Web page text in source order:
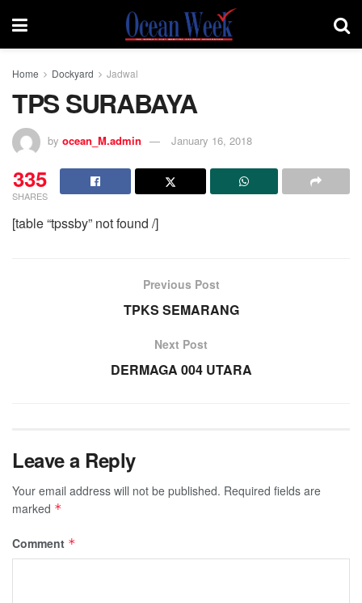
Home Dockyard Jadwal
TPS SURABAYA
by ocean_M.admin January 16, 2018
335
SHARES
[table “tpssby” not found /]
Previous Post
TPKS SEMARANG
Next Post
DERMAGA 004 UTARA
Leave a Reply
Your email address will not be published. Required fields are
marked *
Comment *